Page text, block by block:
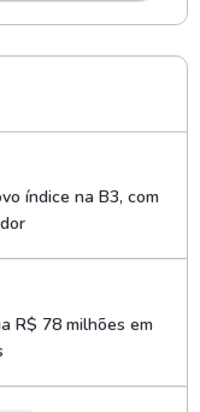
índice na B3, com
R$ 78 milhões em